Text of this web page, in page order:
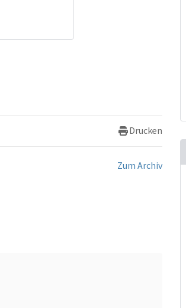
Drucken
Zum Archiv